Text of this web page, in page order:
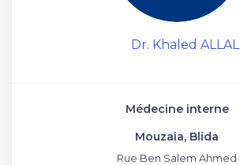
Dr. Khaled ALLAL
Médecine interne
Mouzaia, Blida
Rue Ben Salem Ahmed